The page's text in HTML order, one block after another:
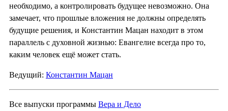
необходимо, а контролировать будущее невозможно. Она
замечает, что прошлые вложения не должны определять
будущие решения, и Константин Мацан находит в этом
параллель с духовной жизнью: Евангелие всегда про то,
каким человек ещё может стать.
Ведущий: Константин Мацан
Все выпуски программы Вера и Дело